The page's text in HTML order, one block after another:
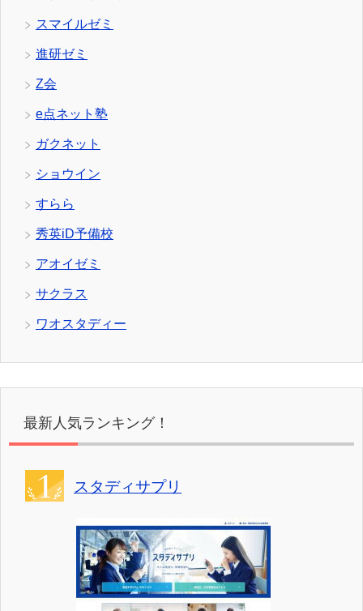
スマイルゼミ
進研ゼミ
Z会
e点ネット塾
ガクネット
ショウイン
すらら
秀英iD予備校
アオイゼミ
サクラス
ワオスタディー
最新人気ランキング！
スタディサプリ